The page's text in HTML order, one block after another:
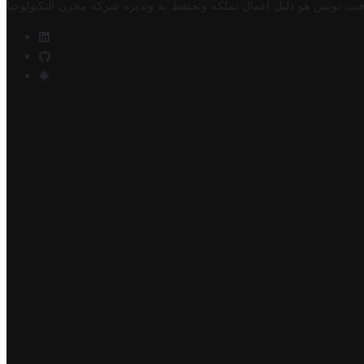
تونس هو دليل أعمال تملكه وتحتفظ به وتديره شركة مخزن التكنولوجيا